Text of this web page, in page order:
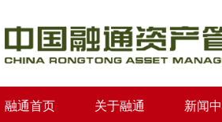
融通首页 关于融通 新闻